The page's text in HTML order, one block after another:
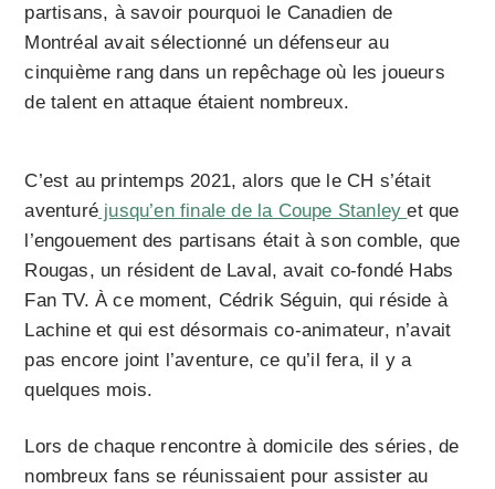
partisans, à savoir pourquoi le Canadien de
Montréal avait sélectionné un défenseur au
cinquième rang dans un repêchage où les joueurs
de talent en attaque étaient nombreux.
C’est au printemps 2021, alors que le CH s’était
aventuré jusqu’en finale de la Coupe Stanleyet que
l’engouement des partisans était à son comble, que
Rougas, un résident de Laval, avait co-fondé Habs
Fan TV. À ce moment, Cédrik Séguin, qui réside à
Lachine et qui est désormais co-animateur, n’avait
pas encore joint l’aventure, ce qu’il fera, il y a
quelques mois.
Lors de chaque rencontre à domicile des séries, de
nombreux fans se réunissaient pour assister au